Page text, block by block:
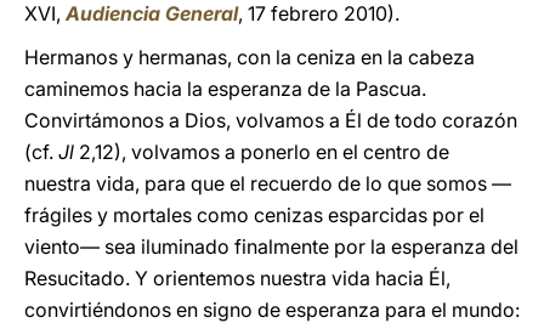
XVI,Audiencia General, 17 febrero 2010).
Hermanos y hermanas, con la ceniza en la cabeza
caminemos hacia la esperanza de la Pascua.
Convirtámonos a Dios, volvamos a Él de todo corazón
(cf. Jl 2,12), volvamos a ponerlo en el centro de
nuestra vida, para que el recuerdo de lo que somos —
frágiles y mortales como cenizas esparcidas por el
viento— sea iluminado finalmente por la esperanza del
Resucitado. Y orientemos nuestra vida hacia Él,
convirtiéndonos en signo de esperanza para el mundo: